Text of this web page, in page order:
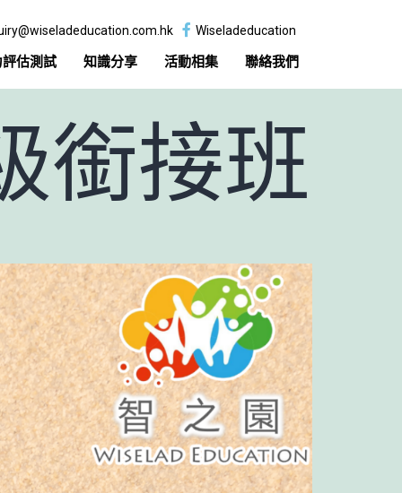
Wiseladeducation
估測試 知識分享 活動相集 聯絡我們
銜接班